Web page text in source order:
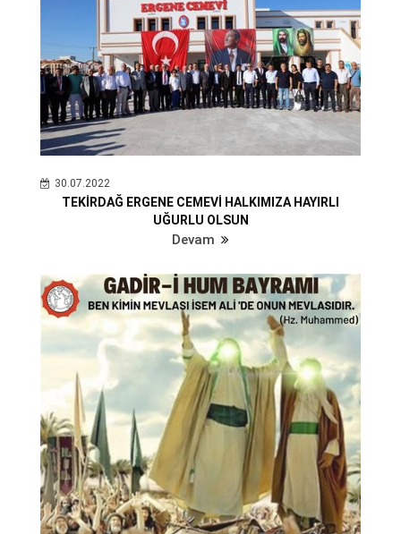
30.07.2022
TEKİRDAĞ ERGENE CEMEVİ HALKIMIZA HAYIRLI
UĞURLU OLSUN
Devam